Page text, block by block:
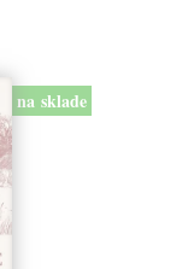
na sklade